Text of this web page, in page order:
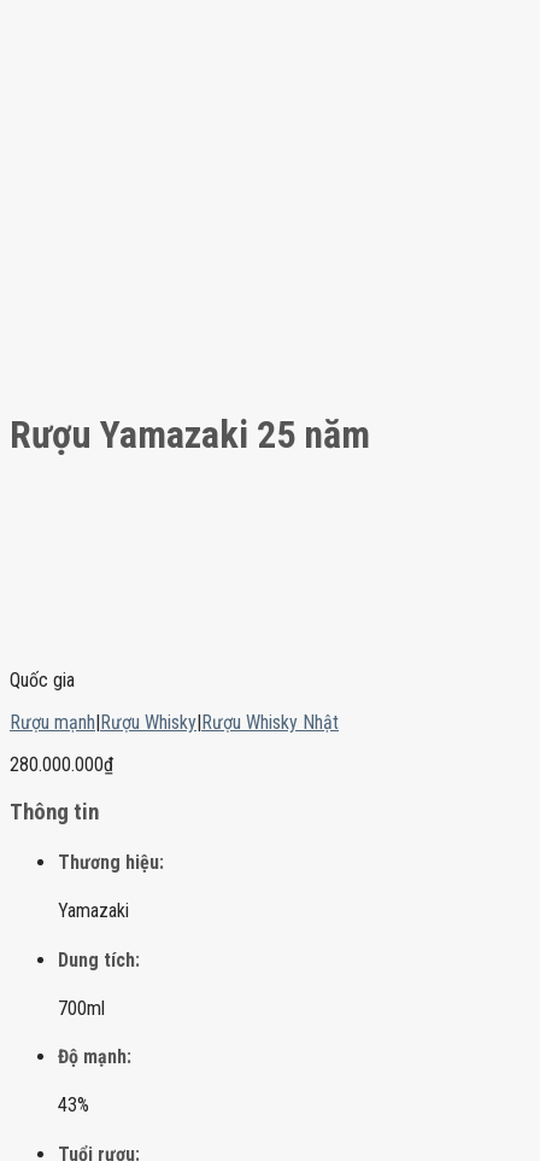
Rượu Yamazaki 25 năm
Quốc gia
Rượu mạnh|Rượu Whisky|Rượu Whisky Nhật
280.000.000₫
Thông tin
Thương hiệu:
Yamazaki
Dung tích:
700ml
Độ mạnh:
43%
Tuổi rượu: